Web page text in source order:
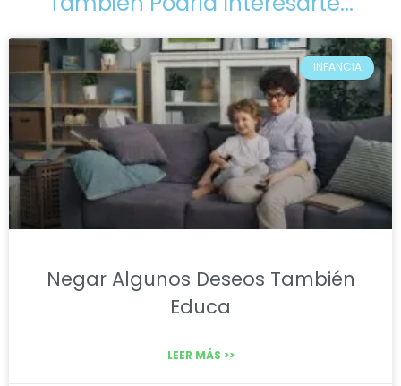
INFANCIA
Negar Algunos Deseos También
Educa
LEER MÁS >>